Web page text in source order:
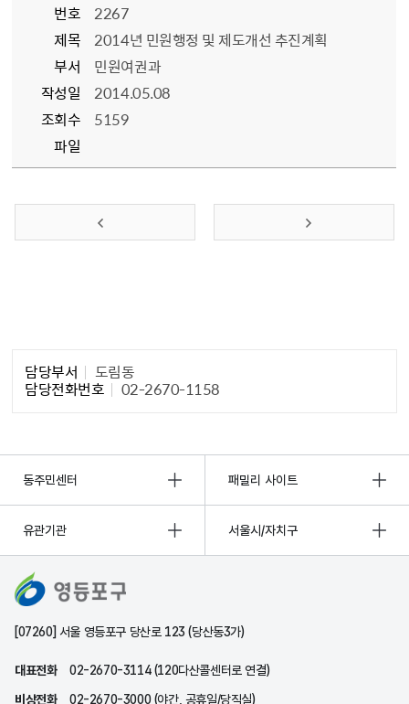
번호
2267
제목
2014년 민원행정 및 제도개선 추진계획
부서
민원여권과
작성일
2014.05.08
조회수
5159
파일
이전 페이지 다음 페이지
담당부서 도림동
담당전화번호 02-2670-1158
동주민센터 패밀리 사이트
유관기관 서울시/자치구
[07260] 서울 영등포구 당산로 123 (당산동3가)
대표전화
02-2670-3114 (120다산콜센터로 연결)
비상전화
02-2670-3000 (야간, 공휴일/당직실)